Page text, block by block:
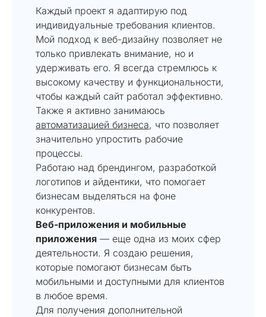
Каждый проект я адаптирую под
индивидуальные требования клиентов.
Мой подход к веб-дизайну позволяет не
только привлекать внимание, но и
удерживать его. Я всегда стремлюсь к
высокому качеству и функциональности,
чтобы каждый сайт работал эффективно.
Также я активно занимаюсь
автоматизацией бизнеса, что позволяет
значительно упростить рабочие
процессы.
Работаю над брендингом, разработкой
логотипов и айдентики, что помогает
бизнесам выделяться на фоне
конкурентов.
Веб-приложения и мобильные
приложения — еще одна из моих сфер
деятельности. Я создаю решения,
которые помогают бизнесам быть
мобильными и доступными для клиентов
в любое время.
Для получения дополнительной